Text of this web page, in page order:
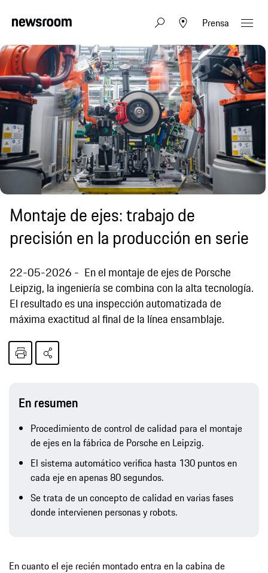
Prensa
Montaje de ejes: trabajo de
precisión en la producción en serie
22-05-2026
En el montaje de ejes de Porsche
Leipzig, la ingeniería se combina con la alta tecnología.
El resultado es una inspección automatizada de
máxima exactitud al final de la línea ensamblaje.
En resumen
Procedimiento de control de calidad para el montaje
de ejes en la fábrica de Porsche en Leipzig.
El sistema automático verifica hasta 130 puntos en
cada eje en apenas 80 segundos.
Se trata de un concepto de calidad en varias fases
donde intervienen personas y robots.
En cuanto el eje recién montado entra en la cabina de